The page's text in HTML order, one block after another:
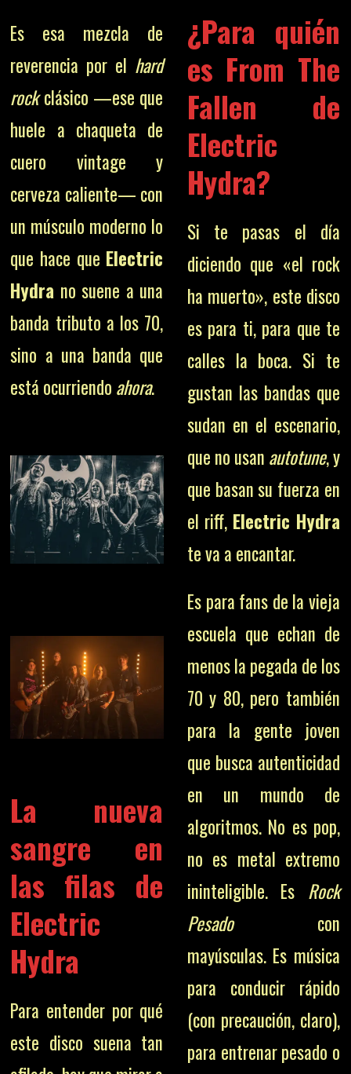
Es esa mezcla de
reverencia por el hard
rockclásico —ese que
huele a chaqueta de
cuero vintage y
cerveza caliente— con
un músculo moderno lo
que hace que Electric
Hydra no suene a una
banda tributo a los 70,
sino a una banda que
está ocurriendo ahora.
La nueva
sangre en
las filas de
Electric
Hydra
Para entender por qué
este disco suena tan
¿Para quién
es From The
Fallen de
Electric
Hydra?
Si te pasas el día
diciendo que «el rock
ha muerto», este disco
es para ti, para que te
calles la boca. Si te
gustan las bandas que
sudan en el escenario,
que no usan autotune, y
que basan su fuerza en
el riff, Electric Hydra
te va a encantar.
Es para fans de la vieja
escuela que echan de
menos la pegada de los
70 y 80, pero también
para la gente joven
que busca autenticidad
en un mundo de
algoritmos. No es pop,
no es metal extremo
ininteligible. Es Rock
Pesadocon
mayúsculas. Es música
para conducir rápido
(con precaución, claro),
para entrenar pesado o